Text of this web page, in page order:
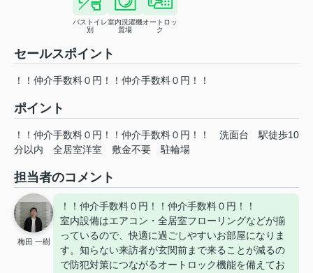
バストイレ
別
室内洗濯機
置場
オートロッ
ク
セールスポイント
！！仲介手数料０円！！仲介手数料０円！！
ポイント
！！仲介手数料０円！！仲介手数料０円！！ 洗面台
駅徒歩10
分以内
全居室洋室 敷金不要 駐輪場
担当者のコメント
梅田 一樹
！！仲介手数料０円！！仲介手数料０円！！
室内設備はエアコン・全居室フローリングなどが揃
っているので、快適に過ごしやすいお部屋になりま
す。知らない来訪者が玄関前まで来ることが減るの
で防犯対策につながるオートロック機能を備えてお